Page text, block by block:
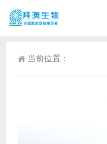
当前位置：